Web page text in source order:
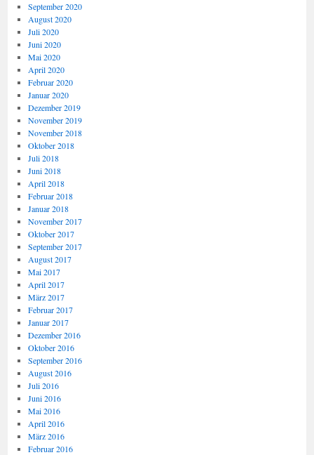
September 2020
August 2020
Juli 2020
Juni 2020
Mai 2020
April 2020
Februar 2020
Januar 2020
Dezember 2019
November 2019
November 2018
Oktober 2018
Juli 2018
Juni 2018
April 2018
Februar 2018
Januar 2018
November 2017
Oktober 2017
September 2017
August 2017
Mai 2017
April 2017
März 2017
Februar 2017
Januar 2017
Dezember 2016
Oktober 2016
September 2016
August 2016
Juli 2016
Juni 2016
Mai 2016
April 2016
März 2016
Februar 2016